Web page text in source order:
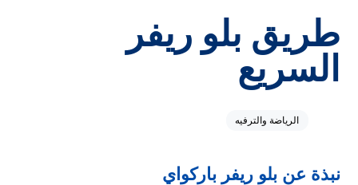
طريق بلو ريفر
السريع
الرياضة والترفيه
نبذة عن بلو ريفر باركواي